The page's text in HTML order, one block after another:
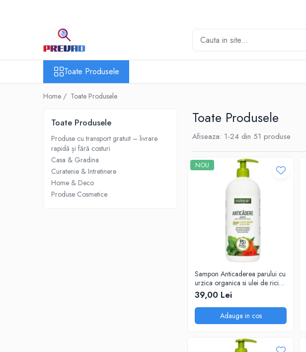
Toate Produsele
Produse cu transport gratuit – livrare
Casa & Gradina
Produse Cosmetice
Toate Produsele
Home / Toate Produsele
Toate Produsele
Toate Produsele
Produse cu transport gratuit – livrare
rapidă și fără costuri
Casa & Gradina
Curatenie & Intretinere
Home & Deco
Produse Cosmetice
Afiseaza: 1-24 din 51 produse
NOU
Sampon Anticaderea parului cu
urzica organica si ulei de ricin
Cosmeplant, 1000 ml
39,00 Lei
Adauga in cos